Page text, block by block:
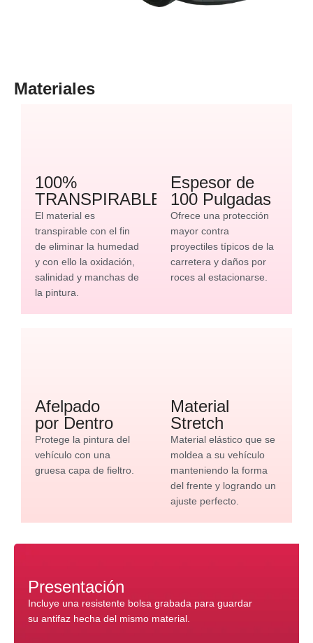
Materiales
100%
TRANSPIRABLE
El material es
transpirable con el fin
de eliminar la humedad
y con ello la oxidación,
salinidad y manchas de
la pintura.
Espesor de
100 Pulgadas
Ofrece una protección
mayor contra
proyectiles típicos de la
carretera y daños por
roces al estacionarse.
Afelpado
por Dentro
Protege la pintura del
vehículo con una
gruesa capa de fieltro.
Material
Stretch
Material elástico que se
moldea a su vehículo
manteniendo la forma
del frente y logrando un
ajuste perfecto.
Presentación
Incluye una resistente bolsa grabada para guardar
su antifaz hecha del mismo material.